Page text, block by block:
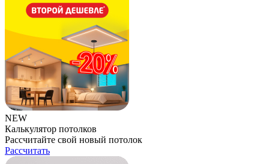
NEW
Калькулятор потолков
Рассчитайте свой новый потолок
Рассчитать